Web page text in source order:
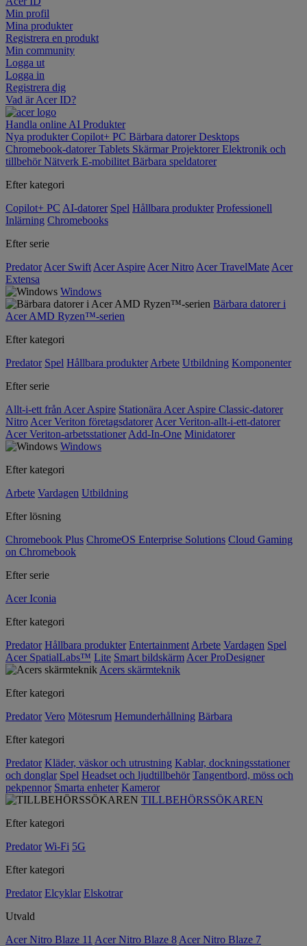
Min profil
Mina produkter
Registrera en produkt
Min community
Logga ut
Logga in
Registrera dig
Vad är Acer ID?
Handla online AI Produkter
Nya produkterCopilot+ PC Bärbara datorerDesktops
Chromebook-datorerTablets SkärmarProjektorerElektronik och
tillbehörNätverk E-mobilitet Bärbara speldatorer
Efter kategori
Copilot+ PC AI-datorer Spel Hållbara produkter Professionell
Inlärning Chromebooks
Efter serie
Predator Acer Swift Acer Aspire Acer Nitro Acer TravelMate Acer
Extensa
Windows
Bärbara datorer i
Acer AMD Ryzen™-serien
Efter kategori
Predator Spel Hållbara produkter Arbete Utbildning Komponenter
Efter serie
Allt-i-ett från Acer Aspire Stationära Acer Aspire Classic-datorer
Nitro Acer Veriton företagsdatorer Acer Veriton-allt-i-ett-datorer
Acer Veriton-arbetsstationer Add-In-One Minidatorer
Windows
Efter kategori
Arbete Vardagen Utbildning
Efter lösning
Chromebook Plus ChromeOS Enterprise Solutions Cloud Gaming
on Chromebook
Efter serie
Acer Iconia
Efter kategori
Predator Hållbara produkter Entertainment Arbete Vardagen Spel
Acer SpatialLabs™ Lite Smart bildskärm Acer ProDesigner
Acers skärmteknik
Efter kategori
Predator Vero Mötesrum Hemunderhållning Bärbara
Efter kategori
Predator Kläder, väskor och utrustning Kablar, dockningsstationer
och donglar Spel Headset och ljudtillbehör Tangentbord, möss och
pekpennor Smarta enheter Kameror
TILLBEHÖRSSÖKAREN
Efter kategori
Predator Wi-Fi 5G
Efter kategori
Predator Elcyklar Elskotrar
Utvald
Acer Nitro Blaze 11 Acer Nitro Blaze 8 Acer Nitro Blaze 7